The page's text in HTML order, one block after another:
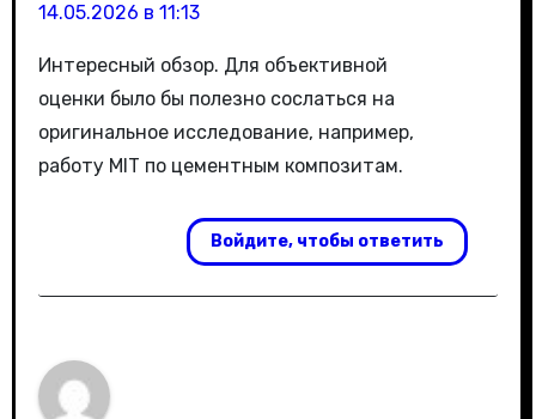
14.05.2026 в 11:13
Интересный обзор. Для объективной
оценки было бы полезно сослаться на
оригинальное исследование, например,
работу MIT по цементным композитам.
Войдите, чтобы ответить